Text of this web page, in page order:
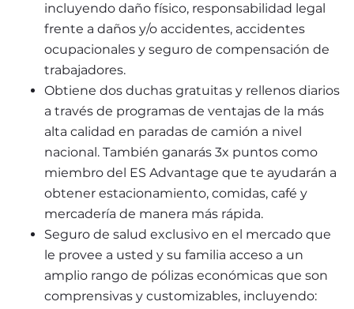
incluyendo daño físico, responsabilidad legal
frente a daños y/o accidentes, accidentes
ocupacionales y seguro de compensación de
trabajadores.
Obtiene dos duchas gratuitas y rellenos diarios
a través de programas de ventajas de la más
alta calidad en paradas de camión a nivel
nacional. También ganarás 3x puntos como
miembro del ES Advantage que te ayudarán a
obtener estacionamiento, comidas, café y
mercadería de manera más rápida.
Seguro de salud exclusivo en el mercado que
le provee a usted y su familia acceso a un
amplio rango de pólizas económicas que son
comprensivas y customizables, incluyendo: